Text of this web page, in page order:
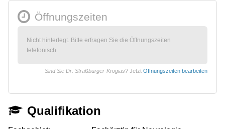
Öffnungszeiten
Nicht hinterlegt. Bitte erfragen Sie die Öffnungszeiten
telefonisch.
Sind Sie Dr. Straßburger-Krogias? Jetzt Öffnungszeiten bearbeiten
Qualifikation